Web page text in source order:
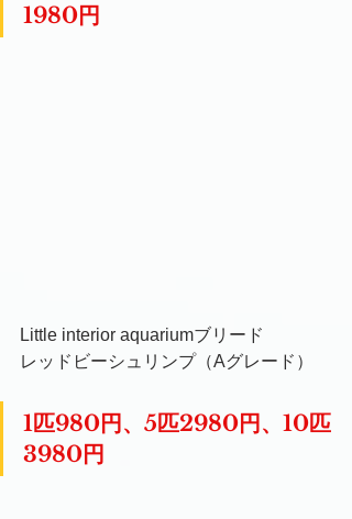
1980円
Little interior aquariumブリード
レッドビーシュリンプ（Aグレード）
1匹980円、5匹2980円、10匹
3980円